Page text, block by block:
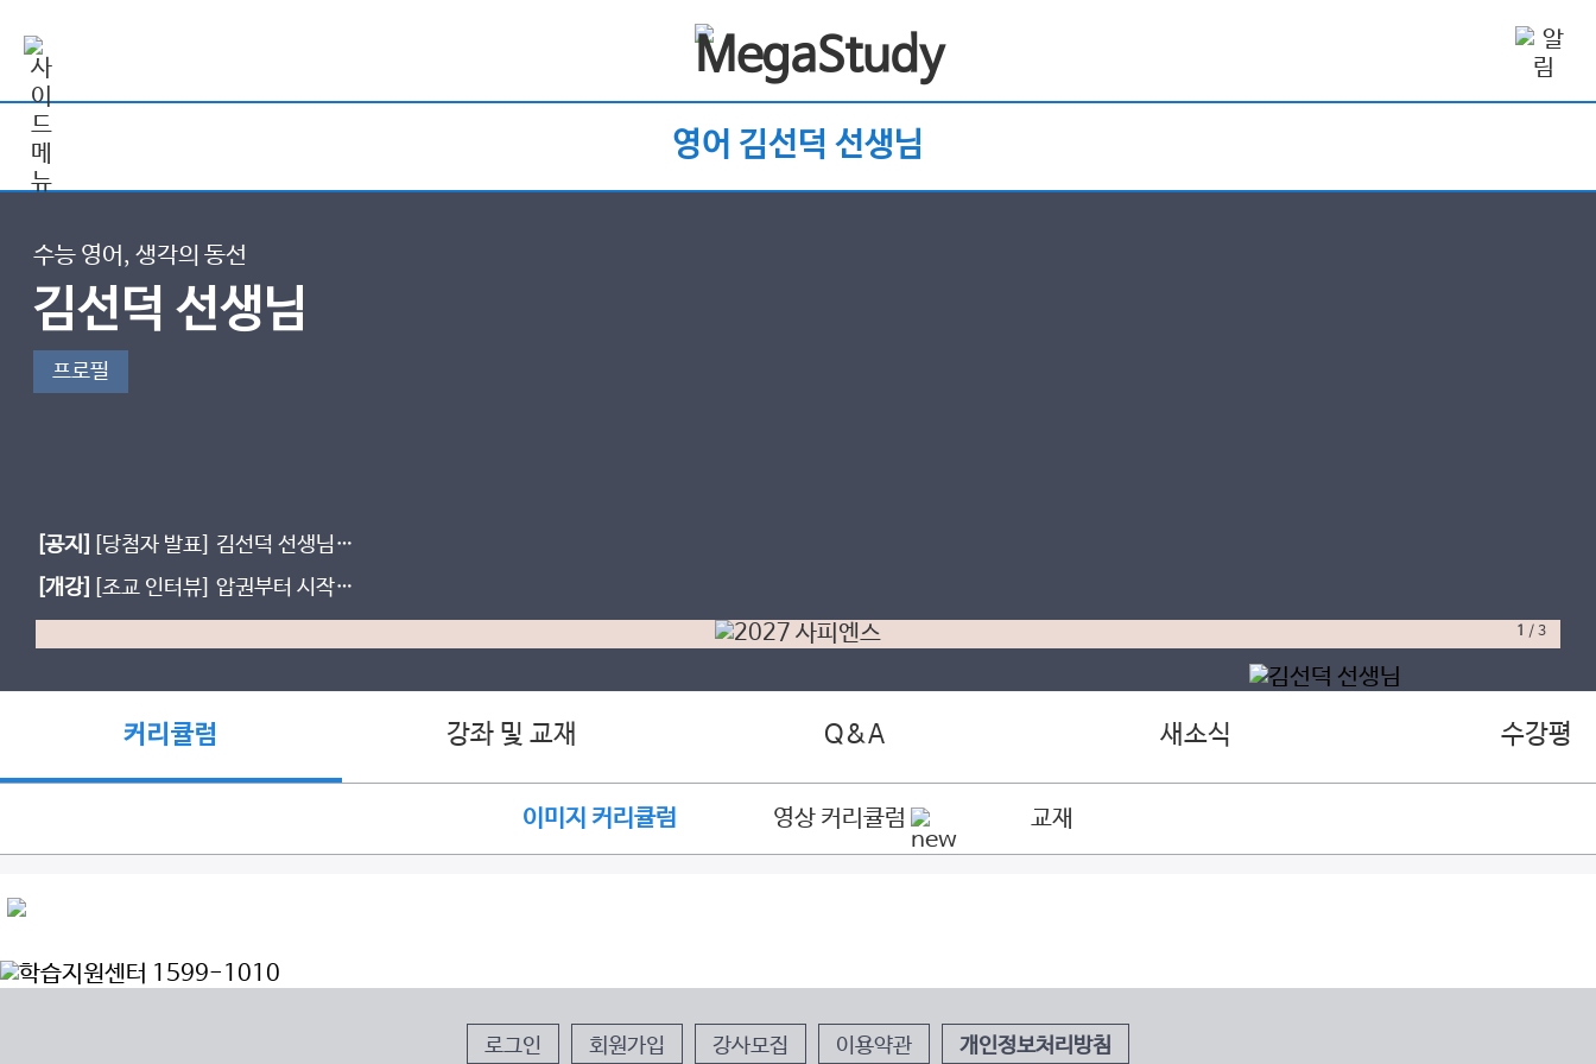
영어 김선덕 선생님
수능 영어, 생각의 동선
김선덕 선생님
프로필
[공지]
[당첨자 발표] 김선덕 선생님
기대평 이벤트
[개강]
[조교 인터뷰] 압권부터 시작해
1 /3
커리큘럼 강좌 및 교재 Q&A 새소식 수강평
이미지 커리큘럼 영상 커리큘럼 교재
로그인 회원가입 강사모집 이용약관 개인정보처리방침